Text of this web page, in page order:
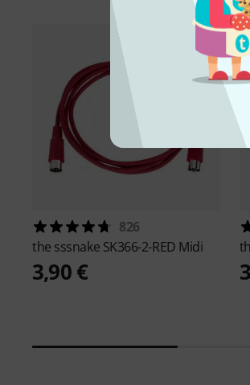
826
the sssnake SK366-2-RED Midi
3,90 €